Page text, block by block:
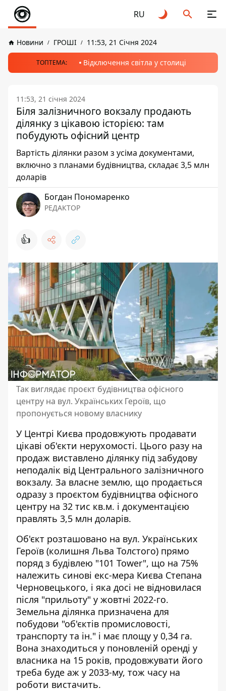
RU
Новини ГРОШІ 11:53, 21 Січня 2024
ТОПТЕМА: Відключення світла у столиці
11:53, 21 січня 2024
Біля залізничного вокзалу продають
ділянку з цікавою історією: там
побудують офісний центр
Вартість ділянки разом з усіма документами,
включно з планами будівництва, складає 3,5 млн
доларів
Богдан Пономаренко
РЕДАКТОР
👍
Так виглядає проєкт будівництва офісного
центру на вул. Українських Героїв, що
пропонується новому власнику
У Центрі Києва продовжують продавати
цікаві об'єкти нерухомості. Цього разу на
продаж виставлено ділянку під забудову
неподалік від Центрального залізничного
вокзалу. За власне землю, що продається
одразу з проєктом будівництва офісного
центру на 32 тис кв.м. і документацією
правлять 3,5 млн доларів.
Об'єкт розташовано на вул. Українських
Героїв (колишня Льва Толстого) прямо
поряд з будівлею "101 Tower", що на 75%
належить синові екс-мера Києва Степана
Черновецького, і яка досі не відновилася
після "прильоту" у жовтні 2022-го.
Земельна ділянка призначена для
побудови "об'єктів промисловості,
транспорту та ін." і має площу у 0,34 га.
Вона знаходиться у поновленій оренді у
власника на 15 років, продовжувати його
треба буде аж у 2033-му, тож часу на
роботи вистачить.